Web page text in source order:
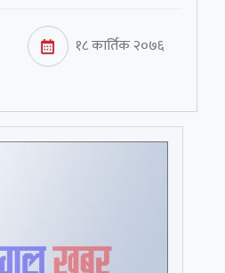
१८ कार्तिक २०७६